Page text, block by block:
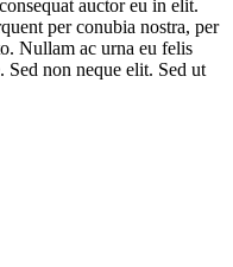
auctor eu in elit.
per conubia nostra, per
Nullam ac urna eu felis
Sed non neque elit. Sed ut